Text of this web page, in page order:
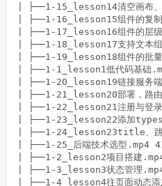
| ├──1-15_lesson14清空画布
| ├──1-16_lesson15组件的复
| ├──1-17_lesson16组件的层
| ├──1-18_lesson17支持文本
| ├──1-19_lesson18组件的批
| ├──1-1_lesson1低代码基础
| ├──1-20_lesson19链接服务
| ├──1-21_lesson20部署，路
| ├──1-22_lesson21注册与登
| ├──1-23_lesson22添加
| ├──1-24_lesson23title、跳
| ├──1-25_后端技术选型.mp4
| ├──1-2_lesson2项目搭建
| ├──1-3_lesson3状态管理
| ├──1-4_lesson4往页面动态